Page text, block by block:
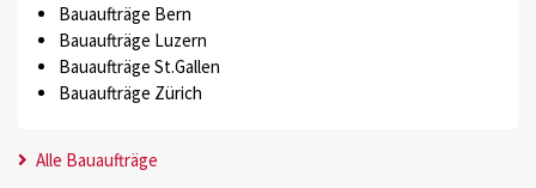
Bauaufträge Bern
Bauaufträge Luzern
Bauaufträge St.Gallen
Bauaufträge Zürich
Alle Bauaufträge